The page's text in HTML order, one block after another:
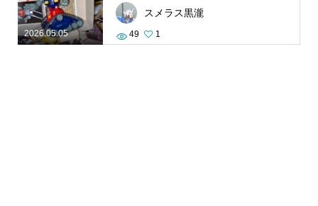
2026.05.05
スメラス黒瀧
49 1